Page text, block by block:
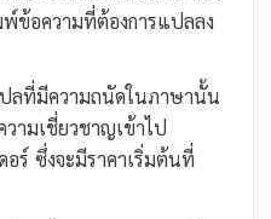
ข้อความที่ต้องการแปลลง
ลที่มีความถนัดในภาษานั้น
ามเชี่ยวชาญเข้าไป
อร์ ซึ่งจะมีราคาเริ่มต้นที่